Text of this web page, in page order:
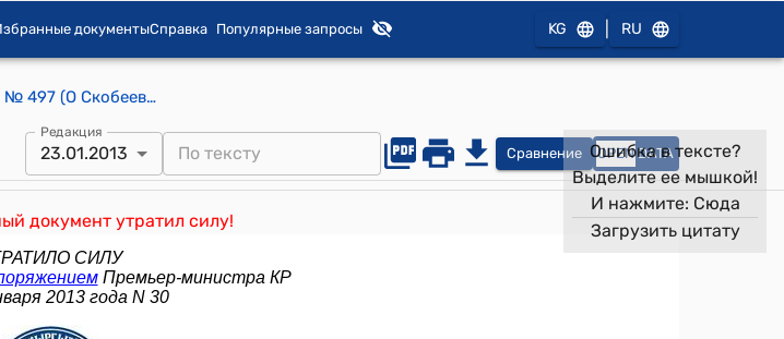
документыСправка Популярные запросы KG RU
Распоряжение Премьер-министра КР от 29 октября 2011 года № 497 (О Скобееве Е.Л.)
Редакция
23.01.2013 Сравнение OPEN DATA
документ утратил силу!
Ошибка в тексте?
Выделите ее мышкой!
И нажмите: Сюда
Загрузить цитату